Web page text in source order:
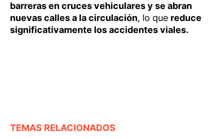
barreras en cruces vehiculares y se abran
nuevas calles a la circulación, lo que reduce
significativamente los accidentes viales.
TEMAS RELACIONADOS